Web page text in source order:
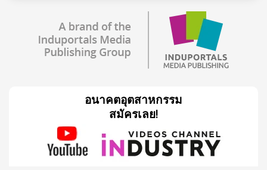
อนาคตอุตสาหกรรม
สมัครเลย!